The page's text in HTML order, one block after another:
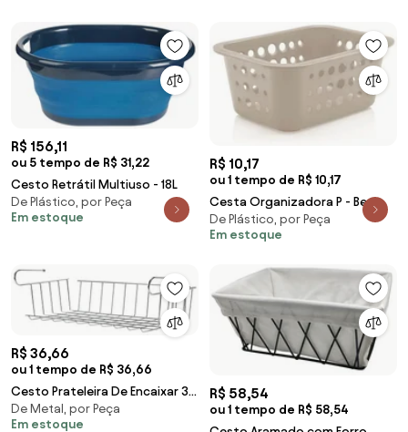
R$ 156,11
ou 5 tempo de R$ 31,22
Cesto Retrátil Multiuso - 18L
De Plástico, por Peça
Em estoque
R$ 10,17
ou 1 tempo de R$ 10,17
Cesta Organizadora P - Bege
De Plástico, por Peça
Em estoque
R$ 36,66
ou 1 tempo de R$ 36,66
Cesto Prateleira De Encaixar 37
Cm
De Metal, por Peça
Em estoque
R$ 58,54
ou 1 tempo de R$ 58,54